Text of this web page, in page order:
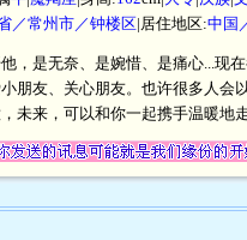
／常州市／钟楼区|居住地区:中国
，是无奈、是婉惜、是痛心...现
朋友、关心朋友。也许很多人
未来，可以和你一起携手温暖地